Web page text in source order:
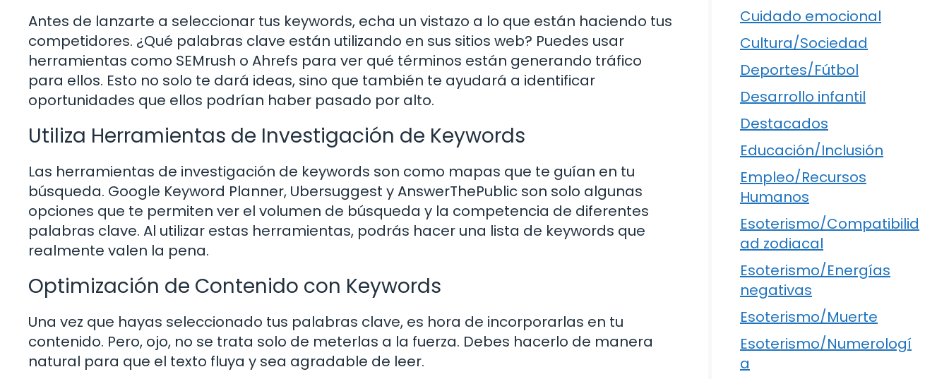
Antes de lanzarte a seleccionar tus keywords, echa un vistazo a lo que están haciendo tus
competidores. ¿Qué palabras clave están utilizando en sus sitios web? Puedes usar
herramientas como SEMrush o Ahrefs para ver qué términos están generando tráfico
para ellos. Esto no solo te dará ideas, sino que también te ayudará a identificar
oportunidades que ellos podrían haber pasado por alto.
Utiliza Herramientas de Investigación de Keywords
Las herramientas de investigación de keywords son como mapas que te guían en tu
búsqueda. Google Keyword Planner, Ubersuggest y AnswerThePublic son solo algunas
opciones que te permiten ver el volumen de búsqueda y la competencia de diferentes
palabras clave. Al utilizar estas herramientas, podrás hacer una lista de keywords que
realmente valen la pena.
Optimización de Contenido con Keywords
Una vez que hayas seleccionado tus palabras clave, es hora de incorporarlas en tu
contenido. Pero, ojo, no se trata solo de meterlas a la fuerza. Debes hacerlo de manera
natural para que el texto fluya y sea agradable de leer.
Cuidado emocional
Cultura/Sociedad
Deportes/Fútbol
Desarrollo infantil
Destacados
Educación/Inclusión
Empleo/Recursos
Humanos
Esoterismo/Compatibilid
ad zodiacal
Esoterismo/Energías
negativas
Esoterismo/Muerte
Esoterismo/Numerologí
a